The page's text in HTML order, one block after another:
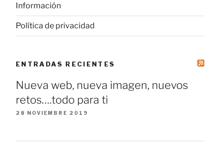
Información
Política de privacidad
ENTRADAS RECIENTES
Nueva web, nueva imagen, nuevos
retos….todo para ti
28 NOVIEMBRE 2019